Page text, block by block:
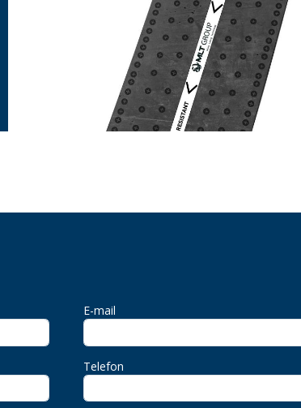
E-mail
Telefon